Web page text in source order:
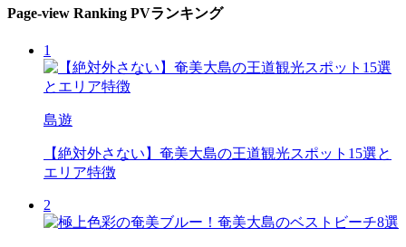
Page-view Ranking PVランキング
1
島遊
【絶対外さない】奄美大島の王道観光スポット15選と
エリア特徴
2